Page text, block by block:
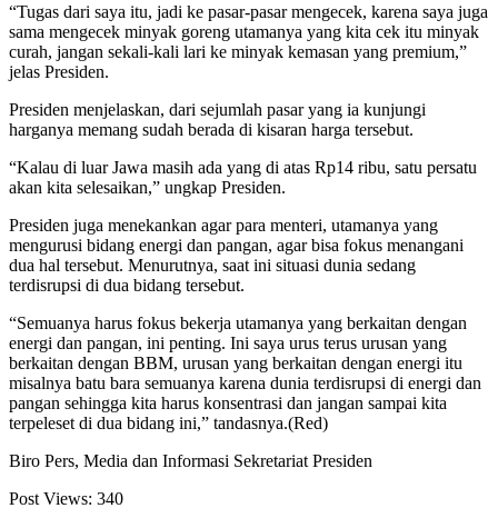
“Tugas dari saya itu, jadi ke pasar-pasar mengecek, karena saya juga
sama mengecek minyak goreng utamanya yang kita cek itu minyak
curah, jangan sekali-kali lari ke minyak kemasan yang premium,”
jelas Presiden.
Presiden menjelaskan, dari sejumlah pasar yang ia kunjungi
harganya memang sudah berada di kisaran harga tersebut.
“Kalau di luar Jawa masih ada yang di atas Rp14 ribu, satu persatu
akan kita selesaikan,” ungkap Presiden.
Presiden juga menekankan agar para menteri, utamanya yang
mengurusi bidang energi dan pangan, agar bisa fokus menangani
dua hal tersebut. Menurutnya, saat ini situasi dunia sedang
terdisrupsi di dua bidang tersebut.
“Semuanya harus fokus bekerja utamanya yang berkaitan dengan
energi dan pangan, ini penting. Ini saya urus terus urusan yang
berkaitan dengan BBM, urusan yang berkaitan dengan energi itu
misalnya batu bara semuanya karena dunia terdisrupsi di energi dan
pangan sehingga kita harus konsentrasi dan jangan sampai kita
terpeleset di dua bidang ini,” tandasnya.(Red)
Biro Pers, Media dan Informasi Sekretariat Presiden
Post Views: 340